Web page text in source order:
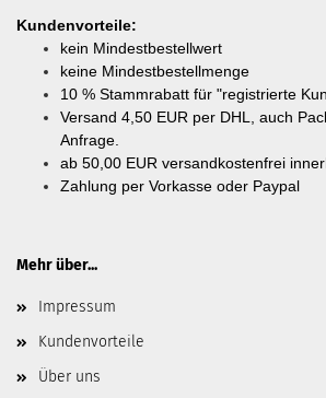
Kundenvorteile:
kein Mindestbestellwert
keine Mindestbestellmenge
10 % Stammrabatt für "registrierte
Versand 4,50 EUR per DHL, auch
Anfrage.
ab 50,00 EUR versandkostenfrei
Zahlung per Vorkasse oder Paypal
Mehr über...
Impressum
Kundenvorteile
Über uns